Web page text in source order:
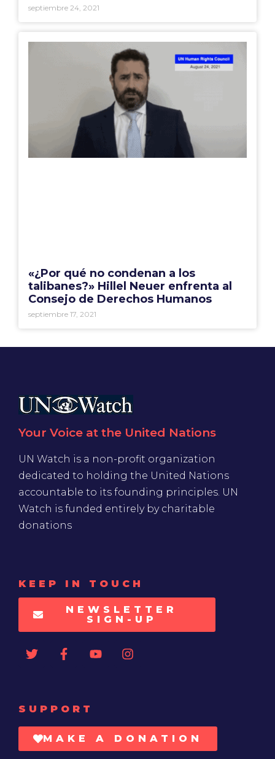
septiembre 24, 2021
«¿Por qué no condenan a los
talibanes?» Hillel Neuer enfrenta al
Consejo de Derechos Humanos
septiembre 17, 2021
Your Voice at the United Nations
UN Watch is a non-profit organization
dedicated to holding the United Nations
accountable to its founding principles. UN
Watch is funded entirely by charitable
donations
KEEP IN TOUCH
NEWSLETTER
SIGN-UP
SUPPORT
MAKE A DONATION